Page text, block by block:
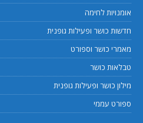
אומנויות לחימה
חדשות כושר ופעילות גופנית
מאמרי כושר וספורט
טבלאות כושר
מילון כושר ופעילות גופנית
ספורט עממי